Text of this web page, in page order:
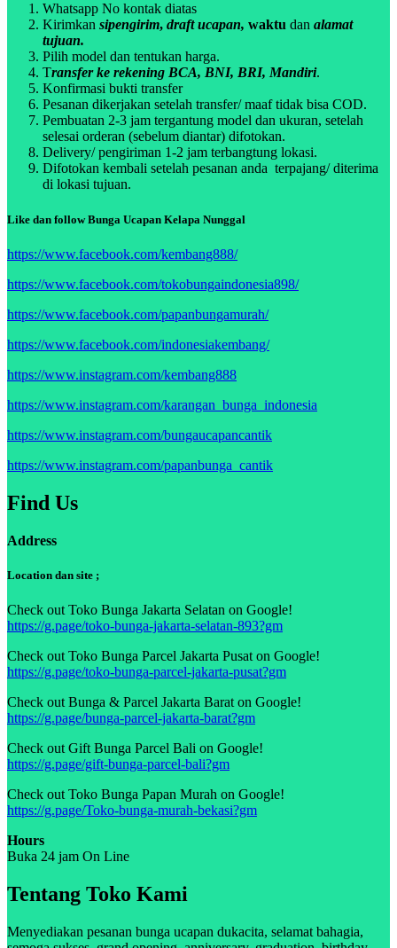
Whatsapp No kontak diatas
Kirimkan sipengirim, draft ucapan, waktu dan alamat
tujuan.
Pilih model dan tentukan harga.
Transfer ke rekening BCA, BNI, BRI, Mandiri.
Konfirmasi bukti transfer
Pesanan dikerjakan setelah transfer/ maaf tidak bisa COD.
Pembuatan 2-3 jam tergantung model dan ukuran, setelah
selesai orderan (sebelum diantar) difotokan.
Delivery/ pengiriman 1-2 jam terbangtung lokasi.
Difotokan kembali setelah pesanan anda terpajang/ diterima
di lokasi tujuan.
Like dan follow Bunga Ucapan Kelapa Nunggal
https://www.facebook.com/kembang888/
https://www.facebook.com/tokobungaindonesia898/
https://www.facebook.com/papanbungamurah/
https://www.facebook.com/indonesiakembang/
https://www.instagram.com/kembang888
https://www.instagram.com/karangan_bunga_indonesia
https://www.instagram.com/bungaucapancantik
https://www.instagram.com/papanbunga_cantik
Find Us
Address
Location dan site ;
Check out Toko Bunga Jakarta Selatan on Google!
https://g.page/toko-bunga-jakarta-selatan-893?gm
Check out Toko Bunga Parcel Jakarta Pusat on Google!
https://g.page/toko-bunga-parcel-jakarta-pusat?gm
Check out Bunga & Parcel Jakarta Barat on Google!
https://g.page/bunga-parcel-jakarta-barat?gm
Check out Gift Bunga Parcel Bali on Google!
https://g.page/gift-bunga-parcel-bali?gm
Check out Toko Bunga Papan Murah on Google!
https://g.page/Toko-bunga-murah-bekasi?gm
Hours
Buka 24 jam On Line
Tentang Toko Kami
Menyediakan pesanan bunga ucapan dukacita, selamat bahagia,